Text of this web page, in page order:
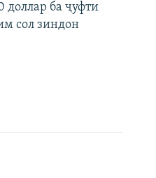
доллар ба ҷуфти
сол зиндон